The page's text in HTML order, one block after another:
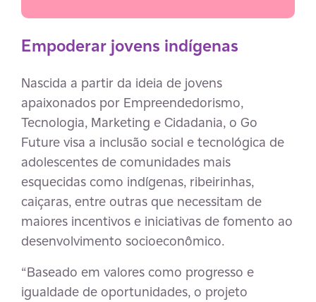
Empoderar jovens indígenas
Nascida a partir da ideia de jovens
apaixonados por Empreendedorismo,
Tecnologia, Marketing e Cidadania, o Go
Future visa a inclusão social e tecnológica de
adolescentes de comunidades mais
esquecidas como indígenas, ribeirinhas,
caiçaras, entre outras que necessitam de
maiores incentivos e iniciativas de fomento ao
desenvolvimento socioeconômico.
“Baseado em valores como progresso e
igualdade de oportunidades, o projeto